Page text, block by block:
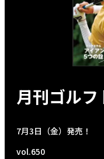
月刊ゴルフ
7月3日（金）発売！
vol.650